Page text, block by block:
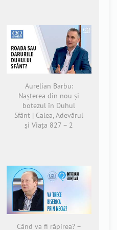
Aurelian Barbu:
Nașterea din nou și
botezul în Duhul
Sfânt | Calea, Adevărul
și Viața 827 – 2
Când va fi răpirea? –